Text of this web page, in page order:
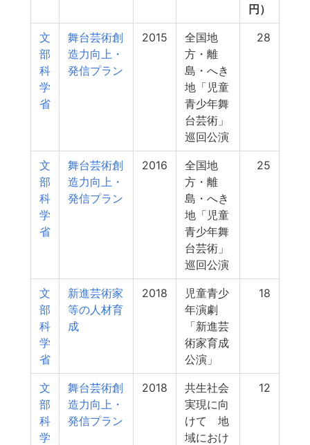
円）
文
部
科
学
省
舞台芸術創
造力向上・
発信プラン
2015
全国地
方・離
島・へき
地「児童
青少年舞
台芸術」
巡回公演
28
文
部
科
学
省
舞台芸術創
造力向上・
発信プラン
2016
全国地
方・離
島・へき
地「児童
青少年舞
台芸術」
巡回公演
25
文
部
科
学
省
新進芸術家
等の人材育
成
2018
児童青少
年演劇
「新進芸
術家育成
公演」
18
文
部
科
学
舞台芸術創
造力向上・
発信プラン
2018
共生社会
実現に向
けて 地
域におけ
12